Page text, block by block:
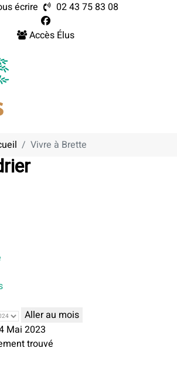
écrire
02 43 75 83 08
Accès Élus
Vivre à Brette
Aller au mois
Mai 2023
trouvé